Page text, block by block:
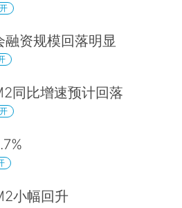
资规模回落明显
同比增速预计回落
小幅回升